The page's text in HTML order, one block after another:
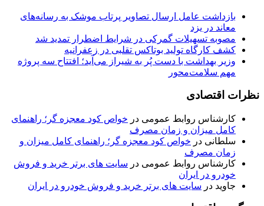
بازداشت عامل ارسال تصاویر پرتاب موشک به رسانه‌های
معاند در یزد
مصوبه تسهیلات گمرکی در شرایط اضطرار تمدید شد
کشف کارگاه تولید بوتاکس تقلبی در زعفرانیه
وزیر بهداشت با دست پُر به شیراز می‌آید؛ افتتاح سه پروژه
مهم سلامت‌محور
نظرات اقتصادی
کارشناس روابط عمومی در خواص کود معجزه گر؛ راهنمای
کامل میزان و زمان مصرف
سلطانی در خواص کود معجزه گر؛ راهنمای کامل میزان و
زمان مصرف
کارشناس روابط عمومی در سایت های برتر خرید و فروش
خودرو در ایران
جاوید در سایت های برتر خرید و فروش خودرو در ایران